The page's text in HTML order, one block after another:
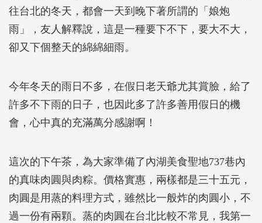
往台北的冬天，都會一天到晚下著所謂的「娘炮
雨」，友人解釋說，這是一種要下不下，要大不大，
卻又下個整天的綿綿細雨。
今年冬天的雨日不多，在假日老天爺尤其賞臉，給了
許多不下雨的日子，也因此多了許多善用假日的機
會，心中真的充滿萬分感謝啊！
這次的下午茶，為大家準備了內湖美食聖地737巷內
的真味肉圓與肉粽。價格實惠，兩樣都是三十五元，
肉圓是用蒸的料理方式，雖然比一般炸的肉圓小，不
過一份有兩顆。蒸的肉圓在台北比較不常見，我第一